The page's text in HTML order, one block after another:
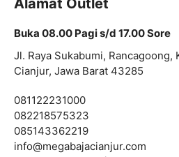
Buka 08.00 Pagi s/d 17.00 Sore
Jl. Raya Sukabumi, Rancagoong,
Cianjur, Jawa Barat 43285
081122231000
082218575323
085143362219
info@megabajacianjur.com